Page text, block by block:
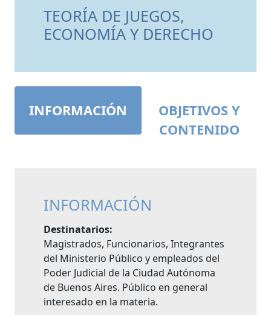
TEORÍA DE JUEGOS,
ECONOMÍA Y DERECHO
INFORMACIÓN
OBJETIVOS Y
CONTENIDO
INFORMACIÓN
Destinatarios:
Magistrados, Funcionarios, Integrantes
del Ministerio Público y empleados del
Poder Judicial de la Ciudad Autónoma
de Buenos Aires. Público en general
interesado en la materia.